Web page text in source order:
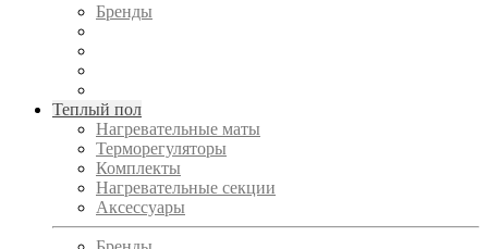
Бренды
Теплый пол
Нагревательные маты
Терморегуляторы
Комплекты
Нагревательные секции
Аксессуары